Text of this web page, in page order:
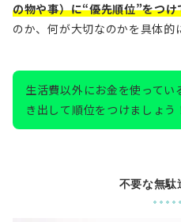
の物や事）に“優先順位”をつけ
のか、何が大切なのかを具体的
生活費以外にお金を使ってい
き出して順位をつけましょう
不要な無駄